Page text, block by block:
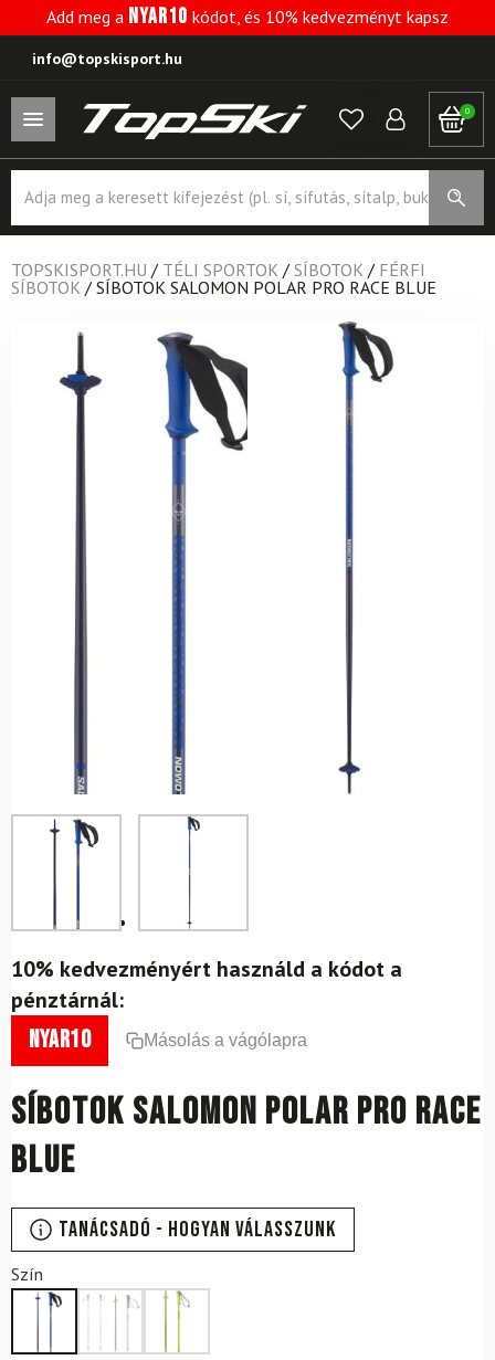
Add meg a NYAR10 kódot, és 10% kedvezményt kapsz
info@topskisport.hu
0
search
TOPSKISPORT.HU / TÉLI SPORTOK / SÍBOTOK / FÉRFI
SÍBOTOK / SÍBOTOK SALOMON POLAR PRO RACE BLUE
10% kedvezményért használd a kódot a
pénztárnál:
nyar10 Másolás a vágólapra
Síbotok SALOMON Polar PRO Race
Blue
Tanácsadó - Hogyan válasszunk
Szín